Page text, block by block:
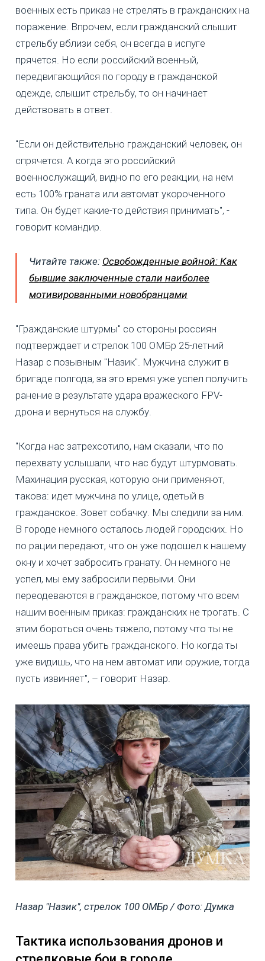
военных есть приказ не стрелять в гражданских на
поражение. Впрочем, если гражданский слышит
стрельбу вблизи себя, он всегда в испуге
прячется. Но если российский военный,
передвигающийся по городу в гражданской
одежде, слышит стрельбу, то он начинает
действовать в ответ.
"Если он действительно гражданский человек, он
спрячется. А когда это российский
военнослужащий, видно по его реакции, на нем
есть 100% граната или автомат укороченного
типа. Он будет какие-то действия принимать", -
говорит командир.
Читайте также: Освобожденные войной: Как
бывшие заключенные стали наиболее
мотивированными новобранцами
"Гражданские штурмы" со стороны россиян
подтверждает и стрелок 100 ОМБр 25-летний
Назар с позывным "Назик". Мужчина служит в
бригаде полгода, за это время уже успел получить
ранение в результате удара вражеского FPV-
дрона и вернуться на службу.
"Когда нас затрехсотило, нам сказали, что по
перехвату услышали, что нас будут штурмовать.
Махинация русская, которую они применяют,
такова: идет мужчина по улице, одетый в
гражданское. Зовет собачку. Мы следили за ним.
В городе немного осталось людей городских. Но
по рации передают, что он уже подошел к нашему
окну и хочет забросить гранату. Он немного не
успел, мы ему забросили первыми. Они
переодеваются в гражданское, потому что всем
нашим военным приказ: гражданских не трогать. С
этим бороться очень тяжело, потому что ты не
имеешь права убить гражданского. Но когда ты
уже видишь, что на нем автомат или оружие, тогда
пусть извиняет", – говорит Назар.
Назар "Назик", стрелок 100 ОМБр / Фото: Думка
Тактика использования дронов и